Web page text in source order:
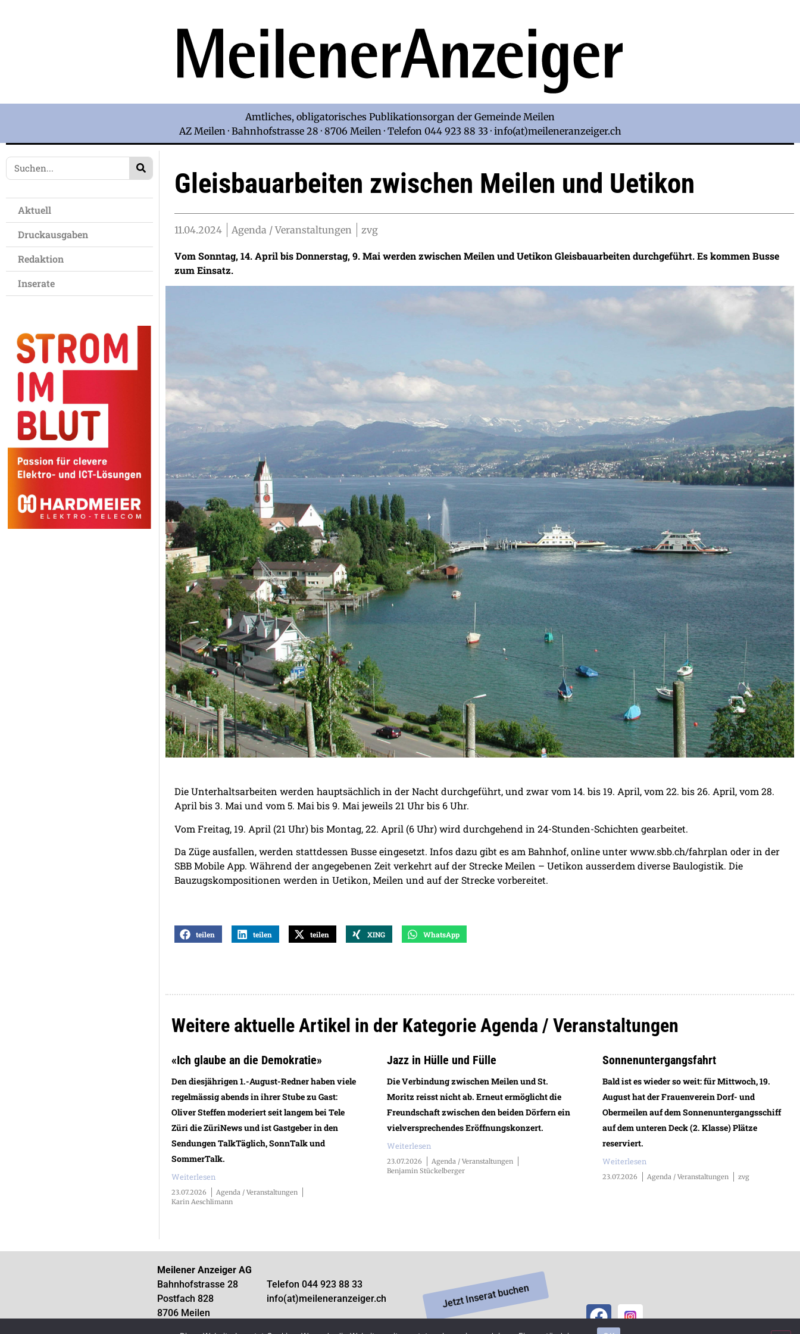
Amtliches, obligatorisches Publikationsorgan der Gemeinde Meilen
AZ Meilen · Bahnhofstrasse 28 · 8706 Meilen · Telefon 044 923 88 33 · info(at)meileneranzeiger.ch
Aktuell
Druckausgaben
Redaktion
Inserate
Gleisbauarbeiten zwischen Meilen und Uetikon
11.04.2024 Agenda / Veranstaltungen zvg
Vom Sonntag, 14. April bis Donnerstag, 9. Mai werden zwischen Meilen und Uetikon Gleisbauarbeiten durchgeführt. Es kommen Busse
zum Einsatz.
Die Unterhaltsarbeiten werden hauptsächlich in der Nacht durchgeführt, und zwar vom 14. bis 19. April, vom 22. bis 26. April, vom 28.
April bis 3. Mai und vom 5. Mai bis 9. Mai jeweils 21 Uhr bis 6 Uhr.
Vom Freitag, 19. April (21 Uhr) bis Montag, 22. April (6 Uhr) wird durchgehend in 24-Stunden-Schichten gearbeitet.
Da Züge ausfallen, werden stattdessen Busse eingesetzt. Infos dazu gibt es am Bahnhof, online unter www.sbb.ch/fahrplan oder in der
SBB Mobile App. Während der angegebenen Zeit verkehrt auf der Strecke Meilen – Uetikon ausserdem diverse Baulogistik. Die
Bauzugskompositionen werden in Uetikon, Meilen und auf der Strecke vorbereitet.
teilen teilen teilen XING WhatsApp
Weitere aktuelle Artikel in der Kategorie Agenda / Veranstaltungen
«Ich glaube an die Demokratie»
Den diesjährigen 1.-August-Redner haben viele
regelmässig abends in ihrer Stube zu Gast:
Oliver Steffen moderiert seit langem bei Tele
Züri die ZüriNews und ist Gastgeber in den
Sendungen TalkTäglich, SonnTalk und
SommerTalk.
Weiterlesen
23.07.2026
Agenda / Veranstaltungen
Karin Aeschlimann
Jazz in Hülle und Fülle
Die Verbindung zwischen Meilen und St.
Moritz reisst nicht ab. Erneut ermöglicht die
Freundschaft zwischen den beiden Dörfern ein
vielversprechendes Eröffnungskonzert.
Weiterlesen
23.07.2026
Agenda / Veranstaltungen
Benjamin Stückelberger
Sonnenuntergangsfahrt
Bald ist es wieder so weit: für Mittwoch, 19.
August hat der Frauenverein Dorf- und
Obermeilen auf dem Sonnenuntergangsschiff
auf dem unteren Deck (2. Klasse) Plätze
reserviert.
Weiterlesen
23.07.2026 Agenda / Veranstaltungen zvg
Meilener Anzeiger AG
Bahnhofstrasse 28
Postfach 828
8706 Meilen
Telefon 044 923 88 33
info(at)meileneranzeiger.ch
Jetzt Inserat buchen